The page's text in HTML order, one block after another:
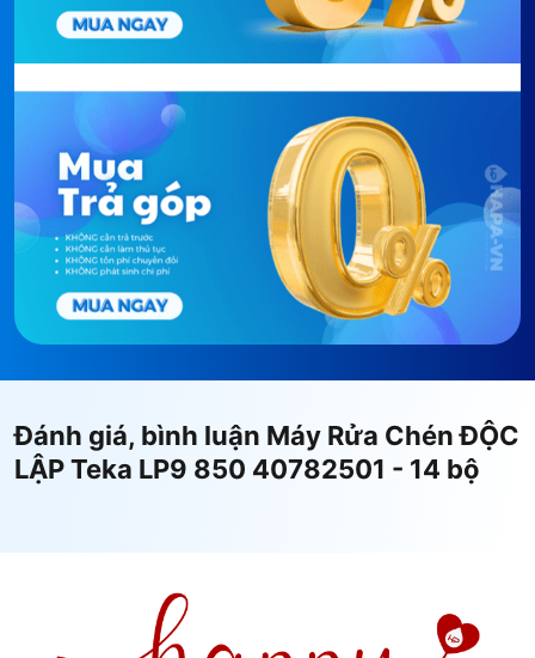
sang trọng, phù hợp với mọi sở thích và không gian
bếp hiện đại.
Máy rửa chén Teka LP9 850 40782501
có thiết kế
hiện đại, cao cấp
Đánh giá, bình luận Máy Rửa Chén ĐỘC
LẬP Teka LP9 850 40782501 - 14 bộ